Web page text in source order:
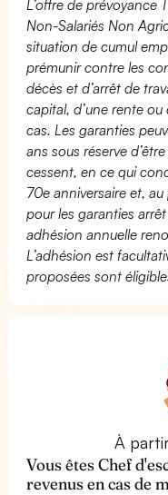
L’offre de prévoyance
Non-Salariés Non
situation de cumul
prémunir contre les
décès et d’arrêt de
capital, d’une rente ou
cas. Les garanties
ans sous réserve
cessent, en ce qui
70e anniversaire et,
pour les garanties
adhésion annuelle
L’adhésion est
proposées sont
À
Vous êtes Chef
revenus en cas de